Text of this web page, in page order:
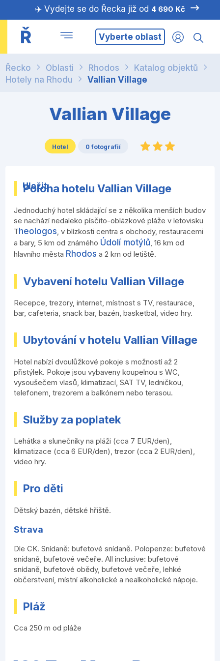
✈️ Vydejte se do Řecka již od 4 690 Kč
Ř Vyberte oblast
Řecko Oblasti Rhodos
Katalog objektů
Hotely na Rhodu
Vallian Village
Vallian Village
Hotel 0 fotografií
Uložit
Poloha hotelu Vallian Village
Jednoduchý hotel skládající se z několika menších budov
se nachází nedaleko písčito-oblázkové pláže v letovisku
Theologos , v blízkosti centra s obchody, restauracemi
a bary, 5 km od známého Údolí motýlů , 16 km od
hlavního města Rhodos a 2 km od letiště.
Vybavení hotelu Vallian Village
Recepce, trezory, internet, místnost s TV, restaurace,
bar, cafeteria, snack bar, bazén, basketbal, video hry.
Ubytování v hotelu Vallian Village
Hotel nabízí dvoulůžkové pokoje s možností až 2
přistýlek. Pokoje jsou vybaveny koupelnou s WC,
vysoušečem vlasů, klimatizací, SAT TV, ledničkou,
telefonem, trezorem a balkónem nebo terasou.
Služby za poplatek
Lehátka a slunečníky na pláži (cca 7 EUR/den),
klimatizace (cca 6 EUR/den), trezor (cca 2 EUR/den),
video hry.
Pro děti
Dětský bazén, dětské hřiště.
Strava
Dle CK. Snídaně: bufetové snídaně. Polopenze: bufetové
snídaně, bufetové večeře. All inclusive: bufetové
snídaně, bufetové obědy, bufetové večeře, lehké
občerstvení, místní alkoholické a nealkoholické nápoje.
Pláž
Cca 250 m od pláže